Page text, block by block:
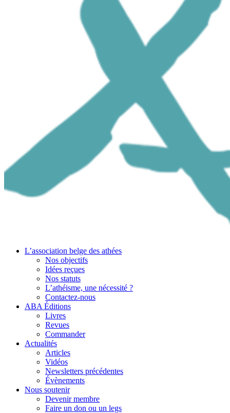
L’association belge des athées
Nos objectifs
Idées reçues
Nos statuts
L’athéisme, une nécessité ?
Contactez-nous
ABA Éditions
Livres
Revues
Commander
Actualités
Articles
Vidéos
Newsletters précédentes
Évènements
Nous soutenir
Devenir membre
Faire un don ou un legs